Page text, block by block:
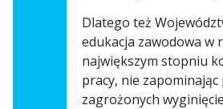
Dlatego też
edukacja zawodowa w
największym stopniu
pracy, nie
zagrożonych